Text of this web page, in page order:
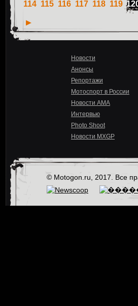
114 115 116 117 118 119
Новости
Анонсы
Репортажи
Мотоспорт в России
Новости AMA
Интервью
Photo Shoot
Новости MXGP
© Motogon.ru, 2017. Все